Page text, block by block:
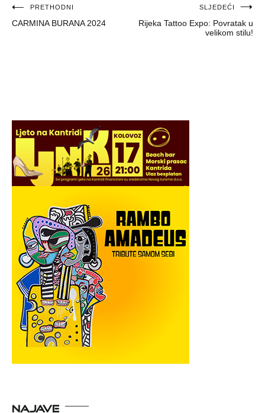
Navigacija
objava
PRETHODNI
CARMINA BURANA 2024
SLJEDEĆI
Rijeka Tattoo Expo: Povratak u
velikom stilu!
NAJAVE